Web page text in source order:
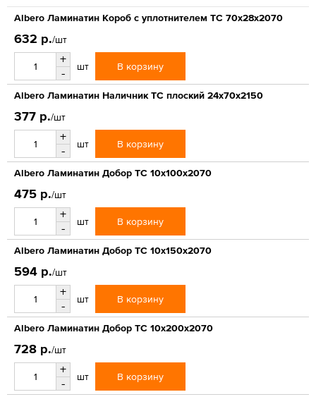
Albero Ламинатин Короб с уплотнителем ТС 70х28х2070
632 р./шт
+
-
шт В корзину
Albero Ламинатин Наличник ТС плоский 24х70х2150
377 р./шт
+
-
шт В корзину
Albero Ламинатин Добор ТС 10х100х2070
475 р./шт
+
-
шт В корзину
Albero Ламинатин Добор ТС 10х150х2070
594 р./шт
+
-
шт В корзину
Albero Ламинатин Добор ТС 10х200х2070
728 р./шт
+
-
шт В корзину